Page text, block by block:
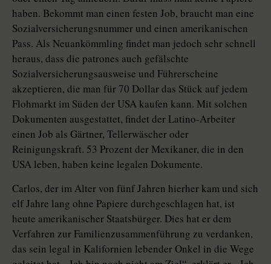
haben. Bekommt man einen festen Job, braucht man eine
Sozialversicherungsnummer und einen amerikanischen
Pass. Als Neuankömmling findet man jedoch sehr schnell
heraus, dass die patrones auch gefälschte
Sozialversicherungsausweise und Führerscheine
akzeptieren, die man für 70 Dollar das Stück auf jedem
Flohmarkt im Süden der USA kaufen kann. Mit solchen
Dokumenten ausgestattet, findet der Latino-Arbeiter
einen Job als Gärtner, Tellerwäscher oder
Reinigungskraft. 53 Prozent der Mexikaner, die in den
USA leben, haben keine legalen Dokumente.
Carlos, der im Alter von fünf Jahren hierher kam und sich
elf Jahre lang ohne Papiere durchgeschlagen hat, ist
heute amerikanischer Staatsbürger. Dies hat er dem
Verfahren zur Familienzusammenführung zu verdanken,
das sein legal in Kalifornien lebender Onkel in die Wege